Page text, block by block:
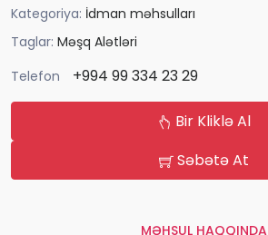
Kategoriya: İdman məhsulları
Taglar: Məşq Alətləri
Telefon
+994 99 334 23 29
Bir Kliklə Al
Səbətə At
MƏHSUL HAQQINDA